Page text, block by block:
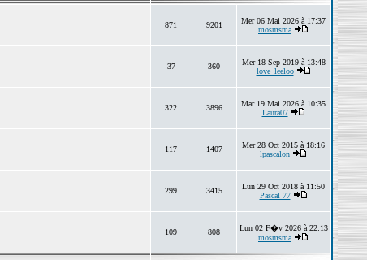
871 9201
Mer 06 Mai 2026 à 17:37
mosmsma
37 360
Mer 18 Sep 2019 à 13:48
love_leeloo
322 3896
Mar 19 Mai 2026 à 10:35
Laura07
117 1407
Mer 28 Oct 2015 à 18:16
lpascalon
299 3415
Lun 29 Oct 2018 à 11:50
Pascal 77
109 808
Lun 02 F�v 2026 à 22:13
mosmsma